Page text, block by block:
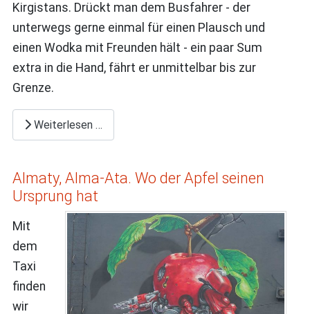
Kirgistans. Drückt man dem Busfahrer - der
unterwegs gerne einmal für einen Plausch und
einen Wodka mit Freunden hält - ein paar Sum
extra in die Hand, fährt er unmittelbar bis zur
Grenze.
Weiterlesen …
Almaty, Alma-Ata. Wo der Apfel seinen
Ursprung hat
Mit
dem
Taxi
finden
wir